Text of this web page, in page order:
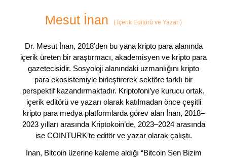
Mesut İnan ( İçerik Editörü ve Yazar )
Dr. Mesut İnan, 2018’den bu yana kripto para alanında
içerik üreten bir araştırmacı, akademisyen ve kripto para
gazetecisidir. Sosyoloji alanındaki uzmanlığını kripto
para ekosistemiyle birleştirerek sektöre farklı bir
perspektif kazandırmaktadır. Kriptofoni’ye kurucu ortak,
içerik editörü ve yazarı olarak katılmadan önce çeşitli
kripto para medya platformlarda görev alan İnan, 2018–
2023 yılları arasında Kriptokoin’de, 2023–2024 arasında
ise COINTURK’te editör ve yazar olarak çalıştı.
İnan, Bitcoin üzerine kaleme aldığı “Bitcoin Sen Bizim